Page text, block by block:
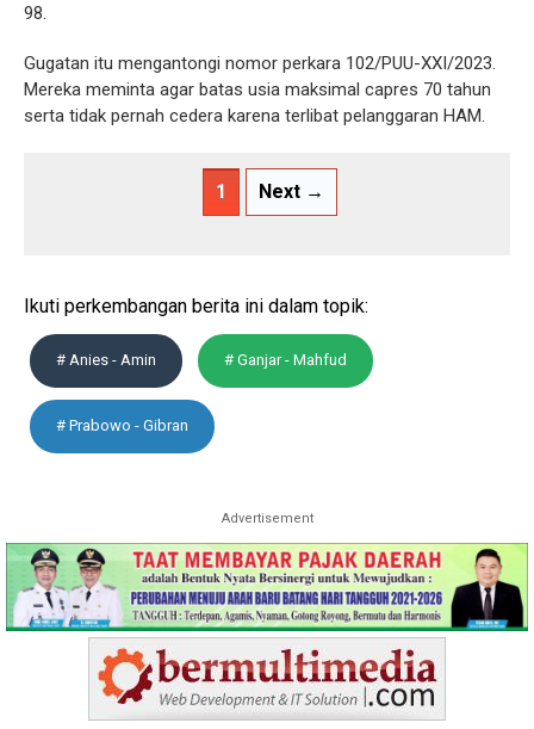
98.
Gugatan itu mengantongi nomor perkara 102/PUU-XXI/2023.
Mereka meminta agar batas usia maksimal capres 70 tahun
serta tidak pernah cedera karena terlibat pelanggaran HAM.
1 Next →
Ikuti perkembangan berita ini dalam topik:
# Anies - Amin # Ganjar - Mahfud
# Prabowo - Gibran
Advertisement